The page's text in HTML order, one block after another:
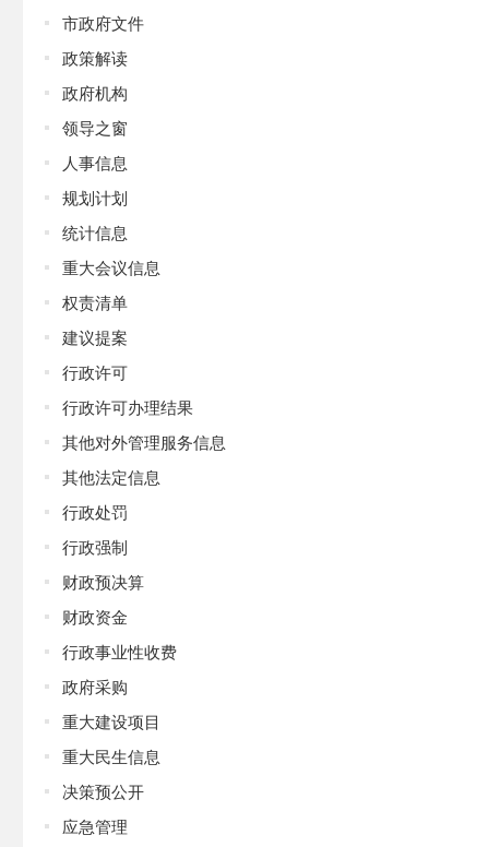
市政府文件
政策解读
政府机构
领导之窗
人事信息
规划计划
统计信息
重大会议信息
权责清单
建议提案
行政许可
行政许可办理结果
其他对外管理服务信息
其他法定信息
行政处罚
行政强制
财政预决算
财政资金
行政事业性收费
政府采购
重大建设项目
重大民生信息
决策预公开
应急管理